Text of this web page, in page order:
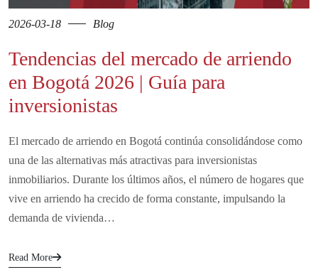
2026-03-18 Blog
Tendencias del mercado de arriendo
en Bogotá 2026 | Guía para
inversionistas
El mercado de arriendo en Bogotá continúa consolidándose como
una de las alternativas más atractivas para inversionistas
inmobiliarios. Durante los últimos años, el número de hogares que
vive en arriendo ha crecido de forma constante, impulsando la
demanda de vivienda…
Read More